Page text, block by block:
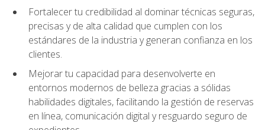
Fortalecer tu credibilidad al dominar técnicas seguras,
precisas y de alta calidad que cumplen con los
estándares de la industria y generan confianza en los
clientes.
Mejorar tu capacidad para desenvolverte en
entornos modernos de belleza gracias a sólidas
habilidades digitales, facilitando la gestión de reservas
en línea, comunicación digital y resguardo seguro de